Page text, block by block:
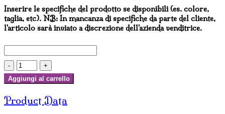
Inserire le specifiche del prodotto se disponibili (es. colore,
taglia, etc). NB: In mancanza di specifiche da parte del cliente,
l'articolo sarà inviato a discrezione dell'azienda venditrice.
ANIMALETTI
IN
CON
Aggiungi al carrello
Product Data